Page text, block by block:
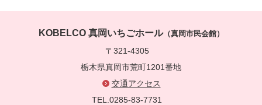
KOBELCO 真岡いちごホール（真岡市民会館）
〒321-4305
栃木県真岡市荒町1201番地
交通アクセス
TEL.0285-83-7731